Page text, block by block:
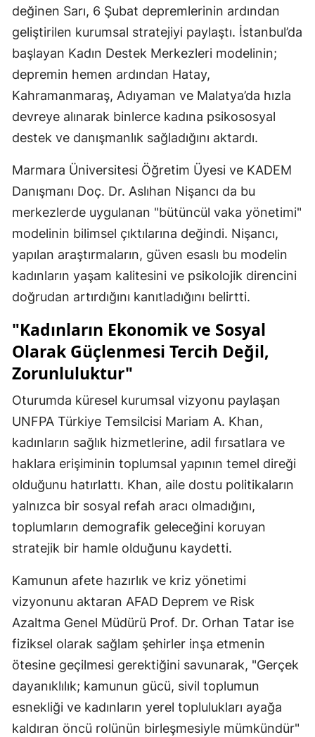
değinen Sarı, 6 Şubat depremlerinin ardından
geliştirilen kurumsal stratejiyi paylaştı. İstanbul’da
başlayan Kadın Destek Merkezleri modelinin;
depremin hemen ardından Hatay,
Kahramanmaraş, Adıyaman ve Malatya’da hızla
devreye alınarak binlerce kadına psikososyal
destek ve danışmanlık sağladığını aktardı.
Marmara Üniversitesi Öğretim Üyesi ve KADEM
Danışmanı Doç. Dr. Aslıhan Nişancı da bu
merkezlerde uygulanan "bütüncül vaka yönetimi"
modelinin bilimsel çıktılarına değindi. Nişancı,
yapılan araştırmaların, güven esaslı bu modelin
kadınların yaşam kalitesini ve psikolojik direncini
doğrudan artırdığını kanıtladığını belirtti.
"Kadınların Ekonomik ve Sosyal
Olarak Güçlenmesi Tercih Değil,
Zorunluluktur"
Oturumda küresel kurumsal vizyonu paylaşan
UNFPA Türkiye Temsilcisi Mariam A. Khan,
kadınların sağlık hizmetlerine, adil fırsatlara ve
haklara erişiminin toplumsal yapının temel direği
olduğunu hatırlattı. Khan, aile dostu politikaların
yalnızca bir sosyal refah aracı olmadığını,
toplumların demografik geleceğini koruyan
stratejik bir hamle olduğunu kaydetti.
Kamunun afete hazırlık ve kriz yönetimi
vizyonunu aktaran AFAD Deprem ve Risk
Azaltma Genel Müdürü Prof. Dr. Orhan Tatar ise
fiziksel olarak sağlam şehirler inşa etmenin
ötesine geçilmesi gerektiğini savunarak, "Gerçek
dayanıklılık; kamunun gücü, sivil toplumun
esnekliği ve kadınların yerel toplulukları ayağa
kaldıran öncü rolünün birleşmesiyle mümkündür"